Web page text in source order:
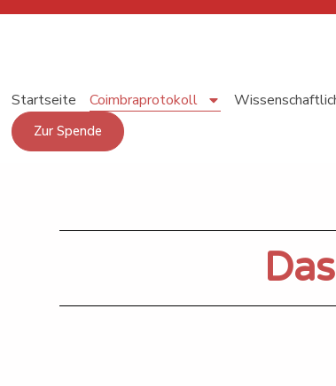
Startseite Coimbraprotokoll
Zur Spende